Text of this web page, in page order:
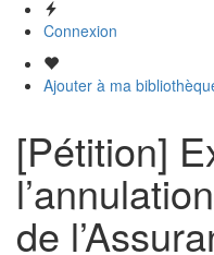
Connexion
Ajouter à ma
[Pétition]
de